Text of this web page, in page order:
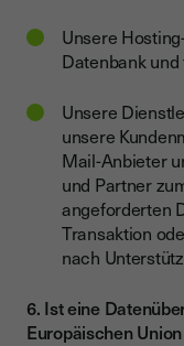
Unsere
Datenbank
Unsere
unsere
Mail-Anbieter
und Partner
angeforderten
Transaktion
nach
6. Ist eine
Europäischen